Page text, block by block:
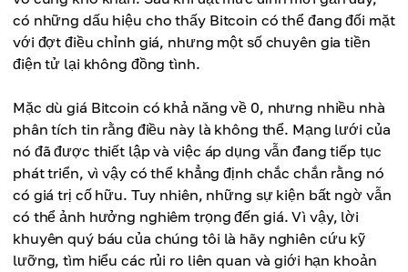
có những dấu hiệu cho thấy Bitcoin có thể đang đối mặt
với đợt điều chỉnh giá, nhưng một số chuyên gia tiền
điện tử lại không đồng tình.
Mặc dù giá Bitcoin có khả năng về 0, nhưng nhiều nhà
phân tích tin rằng điều này là không thể. Mạng lưới của
nó đã được thiết lập và việc áp dụng vẫn đang tiếp tục
phát triển, vì vậy có thể khẳng định chắc chắn rằng nó
có giá trị cố hữu. Tuy nhiên, những sự kiện bất ngờ vẫn
có thể ảnh hưởng nghiêm trọng đến giá. Vì vậy, lời
khuyên quý báu của chúng tôi là hãy nghiên cứu kỹ
lưỡng, tìm hiểu các rủi ro liên quan và giới hạn khoản